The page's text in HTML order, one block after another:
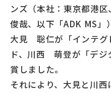
ンズ（本社：東京都港
俊哉、以下「ADK MS」
大見 聡仁が「インテグ
ド、川西 萌登が「デジ
賞しました。
それにより、大見と川